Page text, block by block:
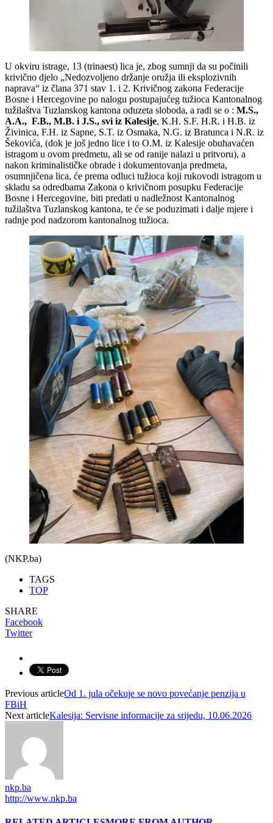
U okviru istrage, 13 (trinaest) lica je, zbog sumnji da su počinili
krivično djelo „Nedozvoljeno držanje oružja ili eksplozivnih
naprava“ iz člana 371 stav 1. i 2. Krivičnog zakona Federacije
Bosne i Hercegovine po nalogu postupajućeg tužioca Kantonalnog
tužilaštva Tuzlanskog kantona oduzeta sloboda, a radi se o : M.S.,
A.A., F.B., M.B. i J.S., svi iz Kalesije, K.H. S.F. H.R. i H.B. iz
Živinica, F.H. iz Sapne, S.T. iz Osmaka, N.G. iz Bratunca i N.R. iz
Šekovića, (dok je još jedno lice i to O.M. iz Kalesije obuhavaćen
istragom u ovom predmetu, ali se od ranije nalazi u pritvoru), a
nakon kriminalističke obrade i dokumentovanja predmeta,
osumnjičena lica, će prema odluci tužioca koji rukovodi istragom u
skladu sa odredbama Zakona o krivičnom posupku Federacije
Bosne i Hercegovine, biti predati u nadležnost Kantonalnog
tužilaštva Tuzlanskog kantona, te će se poduzimati i dalje mjere i
radnje pod nadzorom kantonalnog tužioca.
(NKP.ba)
TAGS
TOP
SHARE
Facebook
Twitter
Previous articleOd 1. jula očekuje se novo povećanje penzija u
FBiH
Next articleKalesija: Servisne informacije za srijedu, 10.06.2026
nkp.ba
http://www.nkp.ba